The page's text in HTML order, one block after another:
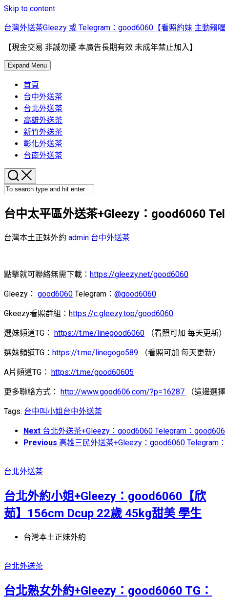
Skip to content
台灣外送茶Gleezy 或 Telegram：good6060【看照約妹 主動賴喔
【現金交易 非誠勿擾 本廣告長期有效 未成年禁止加入】
Expand Menu
首頁
台中外送茶
台北外送茶
高雄外送茶
新竹外送茶
彰化外送茶
台南外送茶
台中太平區外送茶+Gleezy：good6060
台灣本土正妹外約 admin 台中外送茶
點擊就可聯絡無需下載： https://gleezy.net/good6060
Gleezy： good6060 Telegram： @good6060
Gkeezy看照群組： https://c.gleezy.top/good6060
選妹頻道TG： https://t.me/linegood6060 （看照可加 每天更新）
選妹頻道TG： https://t.me/linegogo589 （看照可加 每天更新）
A片頻道TG： https://t.me/good60605
更多聯絡方式： http://www.good606.com/?p=16287 （這邊選擇
Tags: 台中叫小姐 台中外送茶
Next 台北外送茶+Gleezy：good6060 Telegram：
Previous 高雄三民外送茶+Gleezy：good6060
台北外送茶
台北外約小姐+Gleezy：good6060【欣
茹】156cm Dcup 22歲 45kg甜美 學生
台灣本土正妹外約
台北外送茶
台北熟女外約+Gleezy：good6060 TG：